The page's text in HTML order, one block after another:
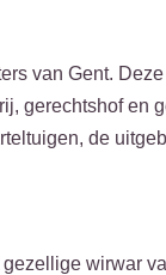
van Gent.
gerechtshof en
de
wirwar